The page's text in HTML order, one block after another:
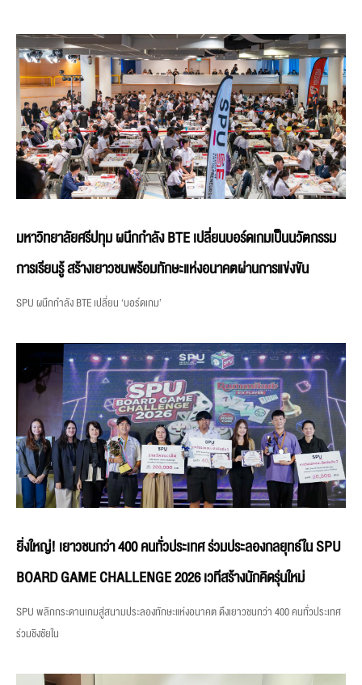
มหาวิทยาลัยศรีปทุม ผนึกกำลัง BTE เปลี่ยนบอร์ดเกมเป็นนวัตกรรม
การเรียนรู้ สร้างเยาวชนพร้อมทักษะแห่งอนาคตผ่านการแข่งขัน
SPU ผนึกกำลัง BTE เปลี่ยน ‘บอร์ดเกม’
ยิ่งใหญ่! เยาวชนกว่า 400 คนทั่วประเทศ ร่วมประลองกลยุทธ์ใน SPU
BOARD GAME CHALLENGE 2026 เวทีสร้างนักคิดรุ่นใหม่
SPU พลิกกระดานเกมสู่สนามประลองทักษะแห่งอนาคต ดึงเยาวชนกว่า 400 คนทั่วประเทศ
ร่วมชิงชัยใน